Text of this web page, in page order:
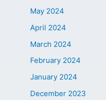
May 2024
April 2024
March 2024
February 2024
January 2024
December 2023